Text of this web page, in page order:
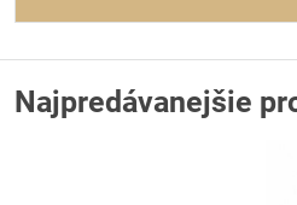
Najpredávanejšie